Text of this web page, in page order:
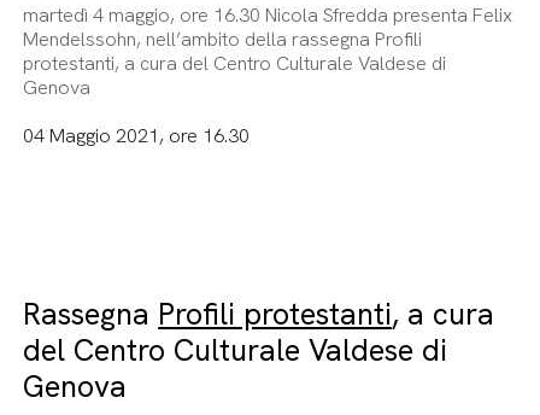
martedì 4 maggio, ore 16.30 Nicola Sfredda presenta Felix
Mendelssohn, nell’ambito della rassegna Profili
protestanti, a cura del Centro Culturale Valdese di
Genova
04 Maggio 2021, ore 16.30
Rassegna Profili protestanti, a cura
del Centro Culturale Valdese di
Genova